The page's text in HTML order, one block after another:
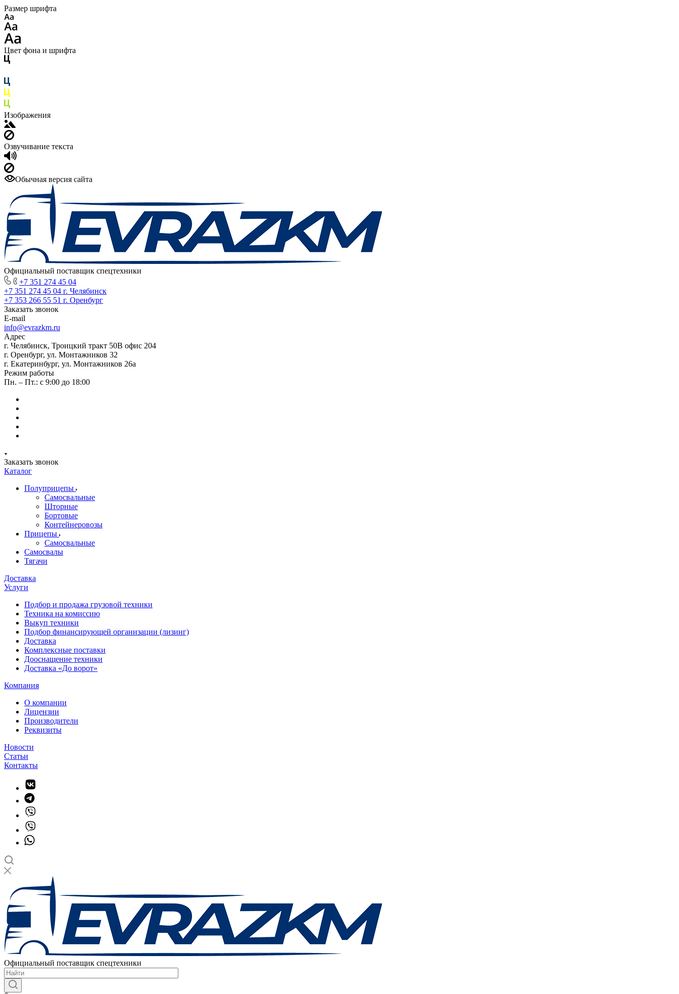
Размер шрифта
Цвет фона и шрифта
Изображения
Озвучивание текста
Обычная версия сайта
Официальный поставщик спецтехники
+7 351 274 45 04
+7 351 274 45 04 г. Челябинск
+7 353 266 55 51 г. Оренбург
Заказать звонок
E-mail
info@evrazkm.ru
Адрес
г. Челябинск, Троицкий тракт 50В офис 204
г. Оренбург, ул. Монтажников 32
г. Екатеринбург, ул. Монтажников 26а
Режим работы
Пн. – Пт.: с 9:00 до 18:00
Заказать звонок
Каталог
Полуприцепы
Самосвальные
Шторные
Бортовые
Контейнеровозы
Прицепы
Самосвальные
Самосвалы
Тягачи
Доставка
Услуги
Подбор и продажа грузовой техники
Техника на комиссию
Выкуп техники
Подбор финансирующей организации (лизинг)
Доставка
Комплексные поставки
Дооснащение техники
Доставка «До ворот»
Компания
О компании
Лицензии
Производители
Реквизиты
Новости
Статьи
Контакты
Официальный поставщик спецтехники